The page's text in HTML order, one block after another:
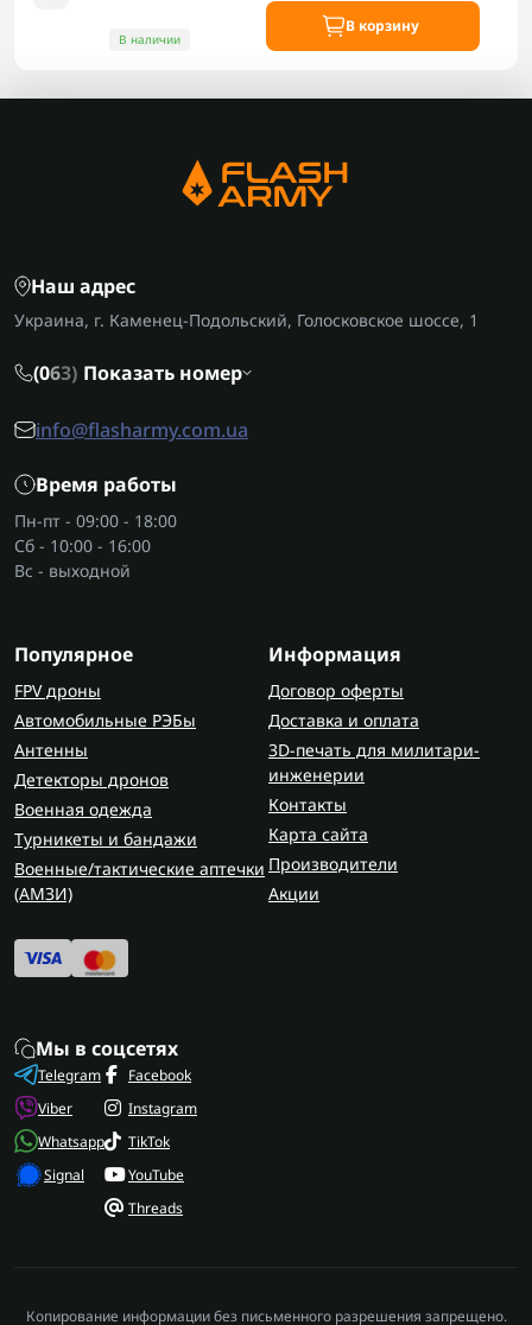
В наличии
В корзину
Наш адрес
Украина, г. Каменец-Подольский, Голосковское шоссе, 1
(063) Показать номер
info@flasharmy.com.ua
Время работы
Пн-пт - 09:00 - 18:00
Сб - 10:00 - 16:00
Вс - выходной
Популярное
FPV дроны
Автомобильные РЭБы
Антенны
Детекторы дронов
Военная одежда
Турникеты и бандажи
Военные/тактические аптечки
(AMЗИ)
Информация
Договор оферты
Доставка и оплата
3D-печать для милитари-
инженерии
Контакты
Карта сайта
Производители
Акции
Мы в соцсетях
Telegram
Viber
Whatsapp
Signal
Facebook
Instagram
TikTok
YouTube
Threads
Копирование информации без письменного разрешения запрещено.